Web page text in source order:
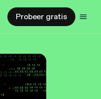
Probeer gratis